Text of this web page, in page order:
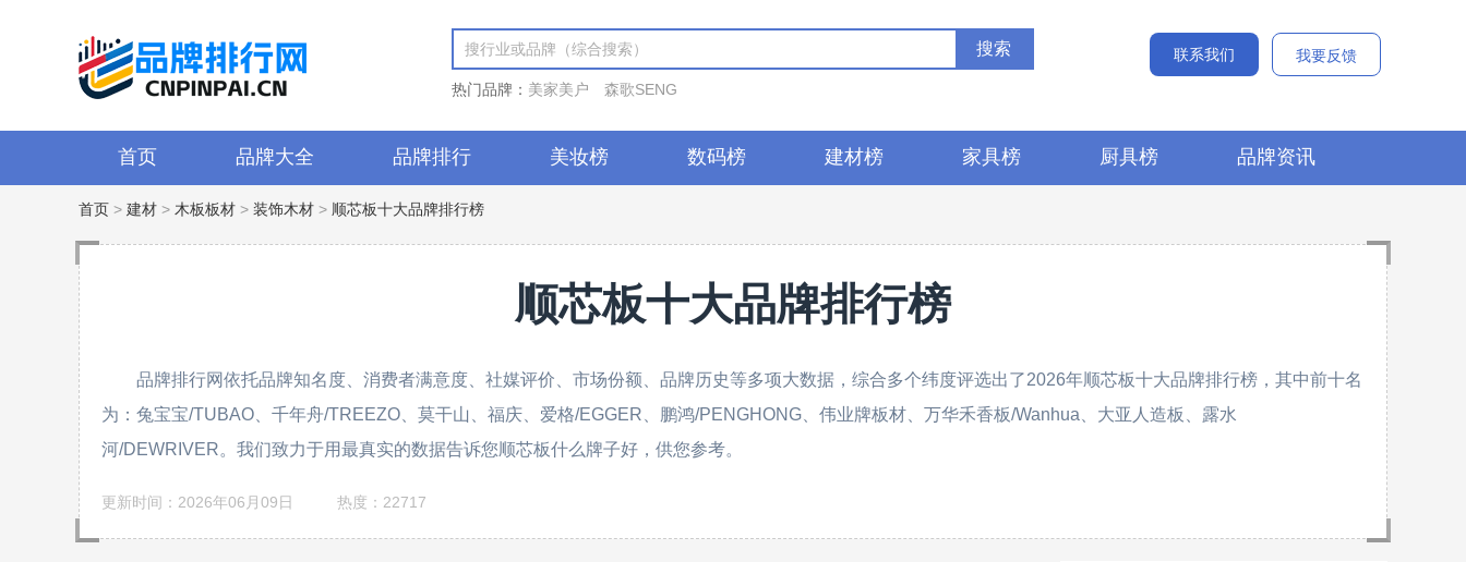
联系我们
我要反馈
热门品牌： 美家美户 森歌SENG
首页 品牌大全 品牌排行 美妆榜 数码榜 建材榜 家具榜 厨具榜 品牌资讯
首页 > 建材 > 木板板材 > 装饰木材 > 顺芯板十大品牌排行榜
顺芯板十大品牌排行榜
品牌排行网依托品牌知名度、消费者满意度、社媒评价、市场份额、品牌历史等多项大数据，综合多个纬度评选出了2026年顺芯板十大品牌排行榜，其中前十名
为：兔宝宝/TUBAO、千年舟/TREEZO、莫干山、福庆、爱格/EGGER、鹏鸿/PENGHONG、伟业牌板材、万华禾香板/Wanhua、大亚人造板、露水
河/DEWRIVER。我们致力于用最真实的数据告诉您顺芯板什么牌子好，供您参考。
更新时间：2026年06月09日 热度：22717